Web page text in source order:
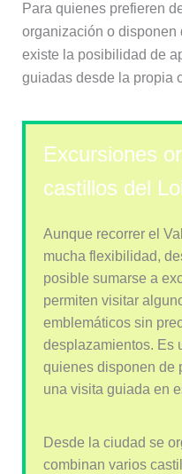
Para quienes prefieren
organización o disponen
existe la posibilidad de
guiadas desde la propia
Excursiones
castillos del
Aunque recorrer el
mucha flexibilidad,
posible sumarse a
permiten visitar
emblemáticos sin
desplazamientos. Es
quienes disponen de
una visita guiada en
Desde la ciudad se
combinan varios